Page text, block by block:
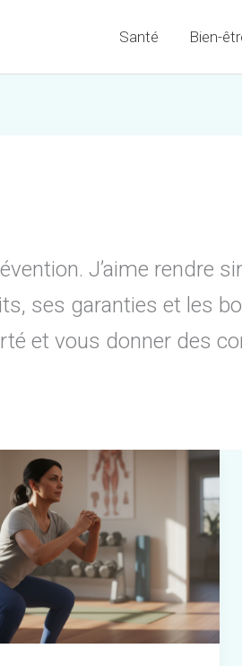
Santé Bien-
J’aime rendre
ses garanties et les
et vous donner des